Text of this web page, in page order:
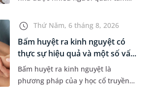
bẹn hoặc cơ quan sinh dục. Nếu
hạch mới xuất hiện, kích th...
Thứ Năm, 6 tháng 8, 2026
Bấm huyệt ra kinh nguyệt có
thực sự hiệu quả và một số vấ...
Bấm huyệt ra kinh nguyệt là
phương pháp của y học cổ truyền